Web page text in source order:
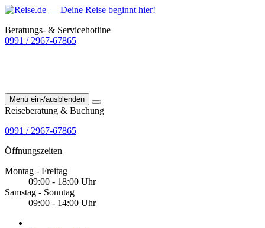
Beratungs- & Servicehotline
0991 / 2967-67865
Menü ein-/ausblenden
Reiseberatung & Buchung
0991 / 2967-67865
Öffnungszeiten
Montag - Freitag
09:00 - 18:00 Uhr
Samstag - Sonntag
09:00 - 14:00 Uhr